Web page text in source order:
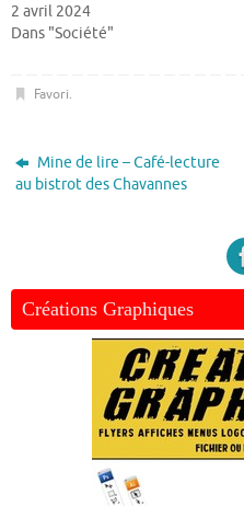
2 avril 2024
Dans "Société"
Favori.
Mine de lire – Café-lecture
au bistrot des Chavannes
Créations Graphiques